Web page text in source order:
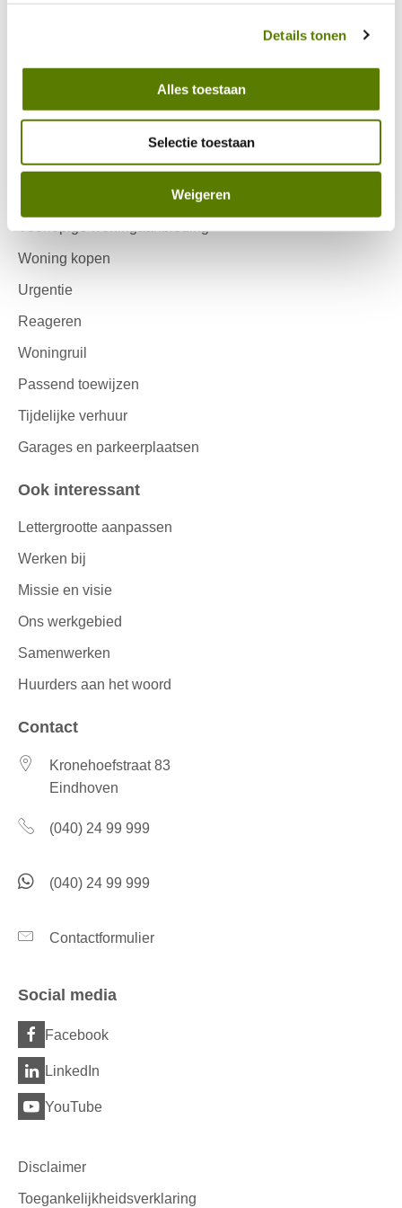
persoonsgegevens omgaan.
Details tonen
Alles toestaan
Selectie toestaan
Weigeren
Leefbaarheid
Ik zoek
Woning kopen
Urgentie
Reageren
Woningruil
Passend toewijzen
Tijdelijke verhuur
Garages en parkeerplaatsen
Ook interessant
Lettergrootte aanpassen
Werken bij
Missie en visie
Ons werkgebied
Samenwerken
Huurders aan het woord
Contact
Kronehoefstraat 83
Eindhoven
(040) 24 99 999
(040) 24 99 999
Contactformulier
Social media
Facebook
LinkedIn
YouTube
Disclaimer
Toegankelijkheidsverklaring